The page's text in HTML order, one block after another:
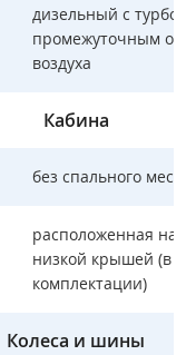
дизельный с
промежуточным
воздуха
Кабина
без спального места
расположенная над
низкой крышей (в
комплектации)
Колеса и шины